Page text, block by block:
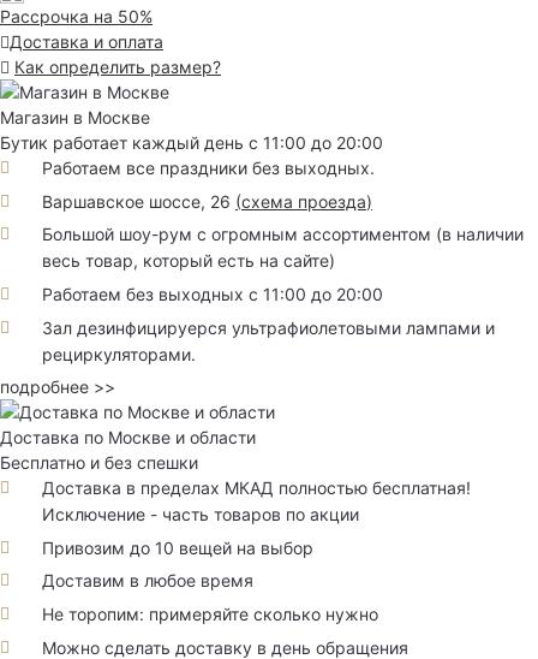
Рассрочка на 50%
Доставка и оплата
Как определить размер?
Магазин в Москве
Бутик работает каждый день с 11:00 до 20:00
Работаем все праздники без выходных.
Варшавское шоссе, 26 (схема проезда)
Большой шоу-рум с огромным ассортиментом (в наличии
весь товар, который есть на сайте)
Работаем без выходных с 11:00 до 20:00
Зал дезинфицируерся ультрафиолетовыми лампами и
рециркуляторами.
подробнее >>
Доставка по Москве и области
Бесплатно и без спешки
Доставка в пределах МКАД полностью бесплатная!
Исключение - часть товаров по акции
Привозим до 10 вещей на выбор
Доставим в любое время
Не торопим: примеряйте сколько нужно
Можно сделать доставку в день обращения